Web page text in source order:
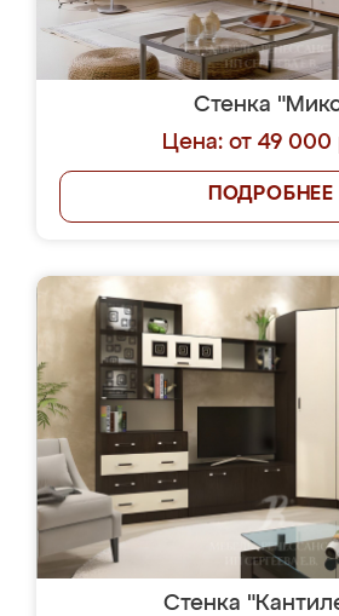
Стенка
Цена: от 49 000
ПОДРОБНЕЕ
Стенка